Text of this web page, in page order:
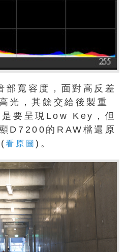
寬容度，面對高反差
光，其餘交給後製重
是要呈現Low Key，但
D7200的RAW檔還原
(看原圖 )。